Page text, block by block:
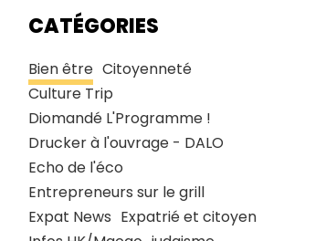
CATÉGORIES
Bien être Citoyenneté
Culture Trip
Diomandé L'Programme !
Drucker à l'ouvrage - DALO
Echo de l'éco
Entrepreneurs sur le grill
Expat News Expatrié et citoyen